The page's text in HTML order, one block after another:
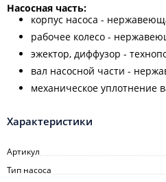
Насосная часть:
корпус насоса -
рабочее колесо -
эжектор, диффузор -
вал насосной части -
механическое уплотнение
Характеристики
Артикул
Тип насоса